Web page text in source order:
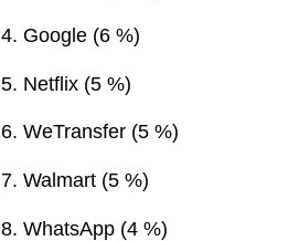
4. Google (6 %)
5. Netflix (5 %)
6. WeTransfer (5 %)
7. Walmart (5 %)
8. WhatsApp (4 %)